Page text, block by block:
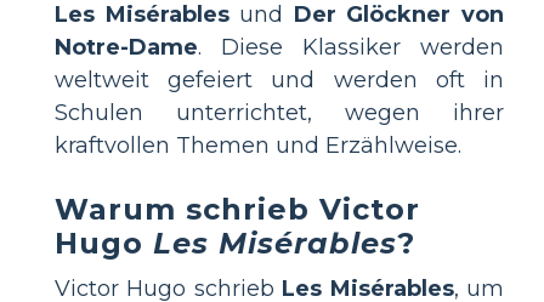
Les Misérablesund Der Glöckner von
Notre-Dame. Diese Klassiker werden
weltweit gefeiert und werden oft in
Schulen unterrichtet, wegen ihrer
kraftvollen Themen und Erzählweise.
Warum schrieb Victor
Hugo Les Misérables?
Victor Hugo schrieb Les Misérables, um